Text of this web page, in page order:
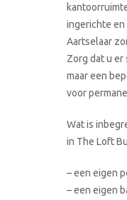
ingerichte
Aartselaar
Zorg dat u er
maar een
voor
Wat is
in The Loft
– een eigen
– een eigen